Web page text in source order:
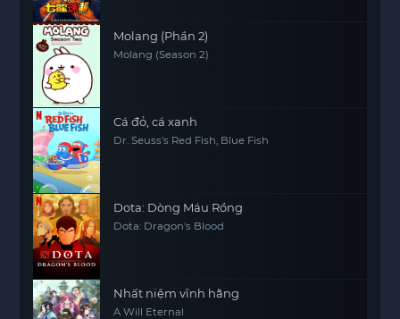
Molang (Phần 2)
Molang (Season 2)
Cá đỏ, cá xanh
Dr. Seuss's Red Fish, Blue Fish
Dota: Dòng Máu Rồng
Dota: Dragon's Blood
Nhất niệm vĩnh hằng
A Will Eternal